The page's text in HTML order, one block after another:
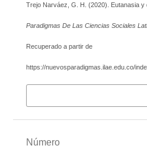
Trejo Narváez, G. H. (2020). Eutanasia y
Paradigmas De Las Ciencias Sociales
Recuperado a partir de
https://nuevosparadigmas.ilae.edu.co/
Número